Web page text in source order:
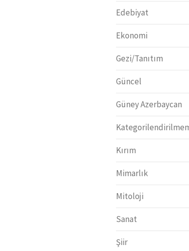
Edebiyat
Ekonomi
Gezi/Tanıtım
Güncel
Güney Azerbaycan
Kırım
Mimarlık
Mitoloji
Sanat
Şiir